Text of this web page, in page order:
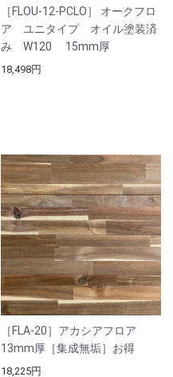
［FLOU-12-PCLO］ オークフロ
ア ユニタイプ オイル塗装済
み W120 15mm厚
18,498円
［FLA-20］アカシアフロア
13mm厚［集成無垢］お得
18,225円